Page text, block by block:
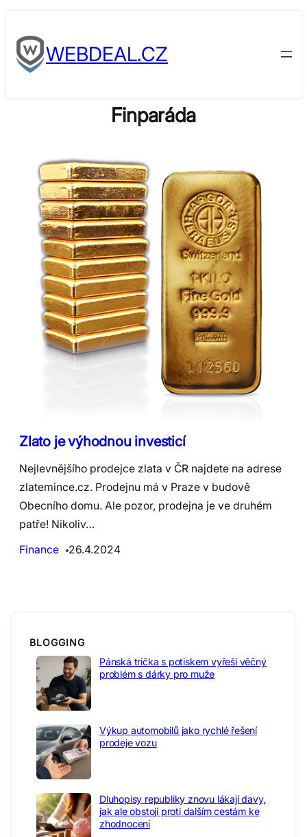
to
contentWEBDEAL.CZ
Finparáda
Zlato je výhodnou investicí
Nejlevnějšího prodejce zlata v ČR najdete na adrese
zlatemince.cz. Prodejnu má v Praze v budově
Obecního domu. Ale pozor, prodejna je ve druhém
patře! Nikoliv…
Finance
26.4.2024
BLOGGING
Pánská trička s potiskem vyřeší věčný
problém s dárky pro muže
Výkup automobilů jako rychlé řešení
prodeje vozu
Dluhopisy republiky znovu lákají davy,
jak ale obstojí proti dalším cestám ke
zhodnocení